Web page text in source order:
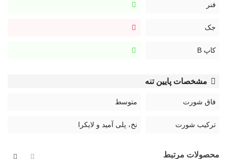
فنر
جک
کاپ B
مشخصات پایین تنه
فاق شورت متوسط
ترکیب شورت نخ، پلی آمید و لایکرا
محصولات مرتبط